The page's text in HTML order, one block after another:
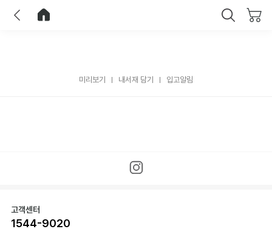
미리보기 내서재 담기 입고알림
고객센터
1544-9020